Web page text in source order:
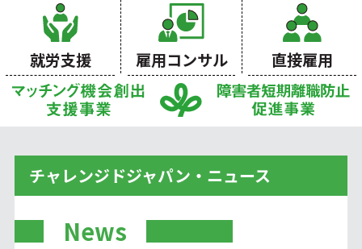
就労支援 雇用コンサル 直接雇用
チャレンジドジャパン・ニュース
News